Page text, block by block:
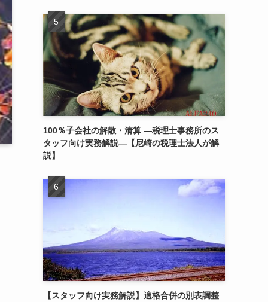
100％子会社の解散・清算 ―税理士事務所のス
タッフ向け実務解説―【尼崎の税理士法人が解
説】
【スタッフ向け実務解説】適格合併の別表調整